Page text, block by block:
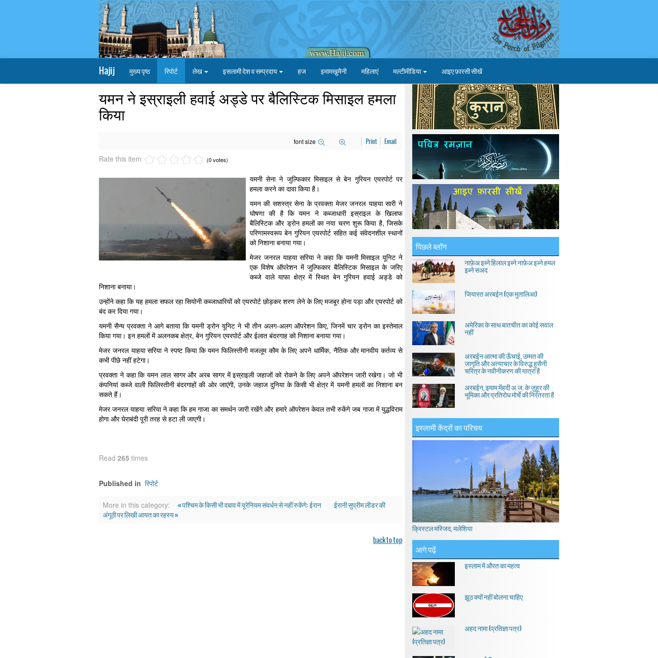
Hajij मुख्य पृष्ठ रिपोर्ट लेख इसलामी देश व सम्प्रदाय हज इमामखु़मैनी महिलाएं मल्टीमीडिया आइए फ़ारसी सीखें
यमन ने इस्राइली हवाई अड्डे पर बैलिस्टिक मिसाइल हमला
किया
font size Print Email
Rate this item (0 votes)
यमनी सेना ने जुल्फिकार मिसाइल से बेन गुरियन एयरपोर्ट पर
हमला करने का दावा किया है।
यमन की सशस्त्र सेना के प्रवक्ता मेजर जनरल याहया सारी ने
घोषणा की है कि यमन ने कब्जाधारी इस्राइल के खिलाफ
बैलिस्टिक और ड्रोन हमलों का नया चरण शुरू किया है, जिसके
परिणामस्वरूप बेन गुरियन एयरपोर्ट सहित कई संवेदनशील स्थानों
को निशाना बनाया गया।
मेजर जनरल याहया सरिया ने कहा कि यमनी मिसाइल यूनिट ने
एक विशेष ऑपरेशन में जुल्फिकार बैलिस्टिक मिसाइल के जरिए
कब्जे वाले याफा क्षेत्र में स्थित बेन गुरियन हवाई अड्डे को
निशाना बनाया।
उन्होंने कहा कि यह हमला सफल रहा सियोनी कब्जाधारियों को एयरपोर्ट छोड़कर शरण लेने के लिए मजबूर होना पड़ा और एयरपोर्ट को
बंद कर दिया गया।
यमनी सैन्य प्रवक्ता ने आगे बताया कि यमनी ड्रोन यूनिट ने भी तीन अलग-अलग ऑपरेशन किए, जिनमें चार ड्रोन का इस्तेमाल
किया गया। इन हमलों में अलनकब क्षेत्र, बेन गुरियन एयरपोर्ट और ईलात बंदरगाह को निशाना बनाया गया।
मेजर जनरल याहया सरिया ने स्पष्ट किया कि यमन फिलिस्तीनी मजलूम कौम के लिए अपने धार्मिक, नैतिक और मानवीय कर्तव्य से
कभी पीछे नहीं हटेगा।
प्रवक्ता ने कहा कि यमन लाल सागर और अरब सागर में इस्राइली जहाजों को रोकने के लिए अपने ऑपरेशन जारी रखेगा। जो भी
कंपनियां कब्जे वाली फिलिस्तीनी बंदरगाहों की ओर जाएंगी, उनके जहाज दुनिया के किसी भी क्षेत्र में यमनी हमलों का निशाना बन
सकते हैं।
मेजर जनरल याहया सरिया ने कहा कि हम गाजा का समर्थन जारी रखेंगे और हमारे ऑपरेशन केवल तभी रुकेंगे जब गाजा में युद्धविराम
होगा और घेराबंदी पूरी तरह से हटा ली जाएगी।
Read 265 times
Published in रिपोर्ट
More in this category: « पश्चिम के किसी भी दबाव में यूरेनियम संवर्धन से नहीं रुकेंगेः ईरान
ईरानी सुप्रीम लीडर की
अंगूठी पर लिखी आयत का रहस्य »
back to top
पिछले ब्लॉग
नाफ़ेअ इब्ने हिलाल इब्ने नाफ़ेअ इब्ने हमल
इब्ने सअद
जियारत अरबईन (एक मुतालिआ)
अमेरिका के साथ बातचीत का कोई सवाल
नहीं
अरबईन आत्मा की ऊँचाई, उम्मत की
जागृति और अत्याचार के विरुद्ध हुसैनी
चरित्र के नवीनीकरण की यात्रा है
अरबईन, इमाम मेंहदी अ.ज. के ज़ुहूर की
भूमिका और प्रतिरोध मोर्चे की निरंतरता है
इस्लामी केंद्रों का परिचय
क्रिस्टल मस्जिद, मलेशिया
आगे पढ़ें
इस्लाम में औरत का महत्व
झूठ क्यों नहीं बोलना चाहिए
अहद नामा (प्रतिज्ञा पत्र)